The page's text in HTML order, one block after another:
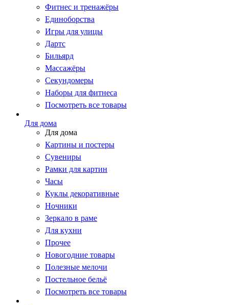
Фитнес и тренажёры
Единоборства
Игры для улицы
Дартс
Бильярд
Массажёры
Секундомеры
Наборы для фитнеса
Посмотреть все товары
Для дома
Для дома
Картины и постеры
Сувениры
Рамки для картин
Часы
Куклы декоративные
Ночники
Зеркало в раме
Для кухни
Прочее
Новогодние товары
Полезные мелочи
Постельное бельё
Посмотреть все товары